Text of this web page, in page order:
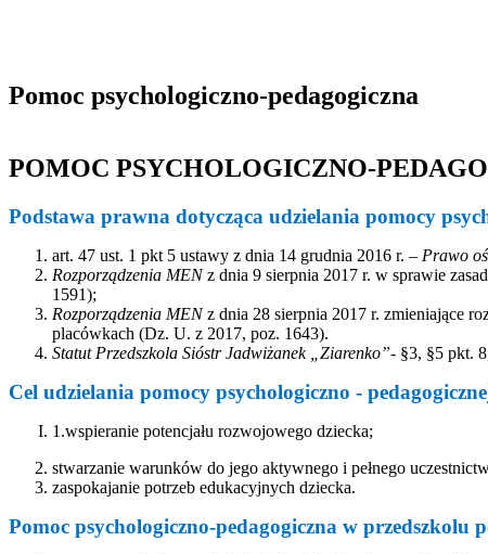
Pomoc psychologiczno-pedagogiczna
POMOC PSYCHOLOGICZNO-
Podstawa prawna dotycząca udzielania pomocy
art. 47 ust. 1 pkt 5 ustawy z dnia 14 grudnia 2016 r. – Prawo
Rozporządzenia MENz dnia 9 sierpnia 2017 r. w sprawie
1591);
Rozporządzenia MENz dnia 28 sierpnia 2017 r. zmieniające
placówkach (Dz. U. z 2017, poz. 1643).
Statut Przedszkola Sióstr Jadwiżanek „Ziarenko”- §3, §5 pkt.
Cel udzielania pomocy psychologiczno -
1.wspieranie potencjału rozwojowego dziecka;
stwarzanie warunków do jego aktywnego i pełnego
zaspokajanie potrzeb edukacyjnych dziecka.
Pomoc psychologiczno-pedagogiczna w przedszkolu